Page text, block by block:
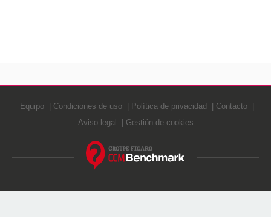
Equipo Condiciones de uso Política de privacidad
Contacto
Aviso legal
Gestión de cookies